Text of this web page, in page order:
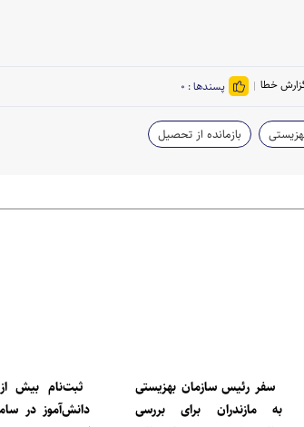
خطا پسندها : ۰
بازمانده از تحصیل
سفر رئیس سازمان بهزیستی
به مازندران برای بررسی
دانش‌آموز در